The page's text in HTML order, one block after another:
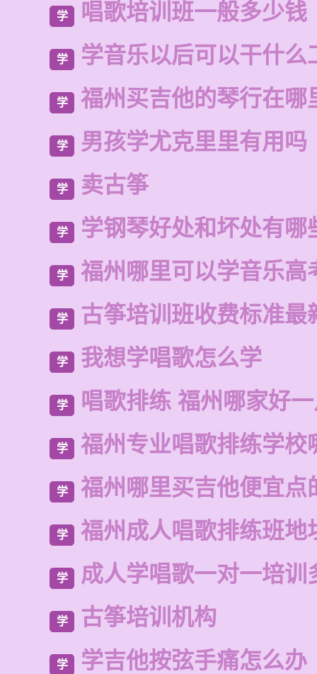
学 唱歌培训班一般多少钱
学 学音乐以后可以干什么
学 福州买吉他的琴行在哪
学 男孩学尤克里里有用吗
学 卖古筝
学 学钢琴好处和坏处有哪
学 福州哪里可以学音乐高
学 古筝培训班收费标准最
学 我想学唱歌怎么学
学 唱歌排练 福州哪家好
学 福州专业唱歌排练学校
学 福州哪里买吉他便宜点
学 福州成人唱歌排练班地
学 成人学唱歌一对一培训
学 古筝培训机构
学 学吉他按弦手痛怎么办